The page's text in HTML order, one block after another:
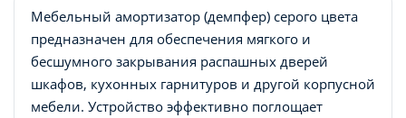
Мебельный амортизатор (демпфер) серого цвета
предназначен для обеспечения мягкого и
бесшумного закрывания распашных дверей
шкафов, кухонных гарнитуров и другой корпусной
мебели. Устройство эффективно поглощает